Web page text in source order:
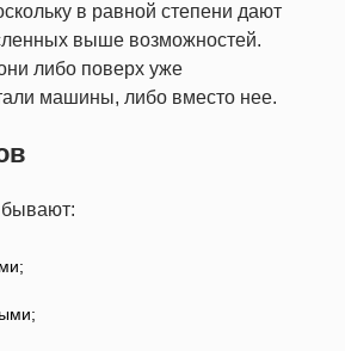
в равной степени дают
выше возможностей.
либо поверх уже
машины, либо вместо нее.